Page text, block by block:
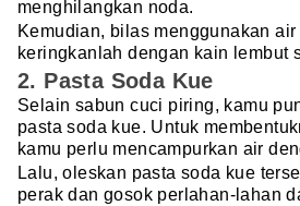
menghilangkan noda.
Kemudian, bilas menggunakan
keringkanlah dengan kain lembut
2. Pasta Soda Kue
Selain sabun cuci piring, kamu
pasta soda kue. Untuk
kamu perlu mencampurkan air
Lalu, oleskan pasta soda kue
perak dan gosok perlahan-lahan